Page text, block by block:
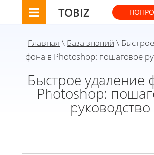
TOBIZ
Главная \ База знаний \
фона в Photoshop: пошаговое
Быстрое удаление
Photoshop:
руководство